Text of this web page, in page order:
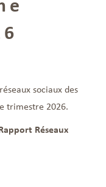
sociaux des
trimestre 2026.
Réseaux